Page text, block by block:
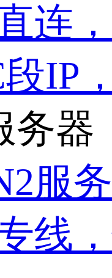
连
IP
务器
服
线